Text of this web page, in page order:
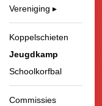
Vereniging
Koppelschieten
Jeugdkamp
Schoolkorfbal
Commissies